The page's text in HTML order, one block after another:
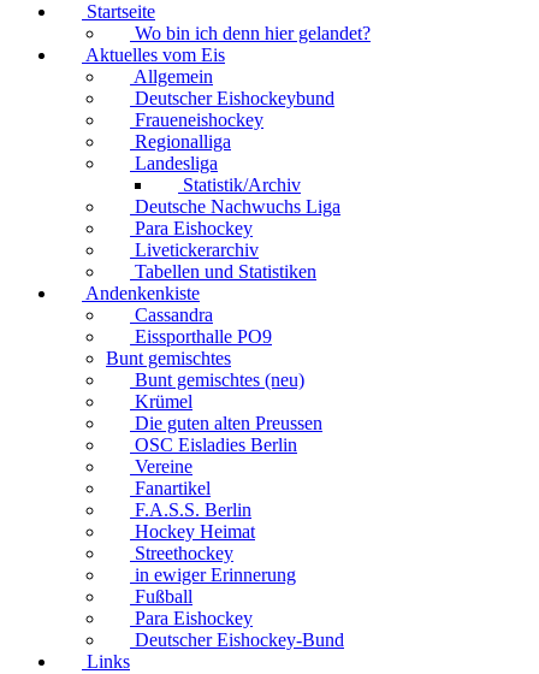
Startseite
Wo bin ich denn hier gelandet?
Aktuelles vom Eis
Allgemein
Deutscher Eishockeybund
Fraueneishockey
Regionalliga
Landesliga
Statistik/Archiv
Deutsche Nachwuchs Liga
Para Eishockey
Livetickerarchiv
Tabellen und Statistiken
Andenkenkiste
Cassandra
Eissporthalle PO9
Bunt gemischtes
Bunt gemischtes (neu)
Krümel
Die guten alten Preussen
OSC Eisladies Berlin
Vereine
Fanartikel
F.A.S.S. Berlin
Hockey Heimat
Streethockey
in ewiger Erinnerung
Fußball
Para Eishockey
Deutscher Eishockey-Bund
Links